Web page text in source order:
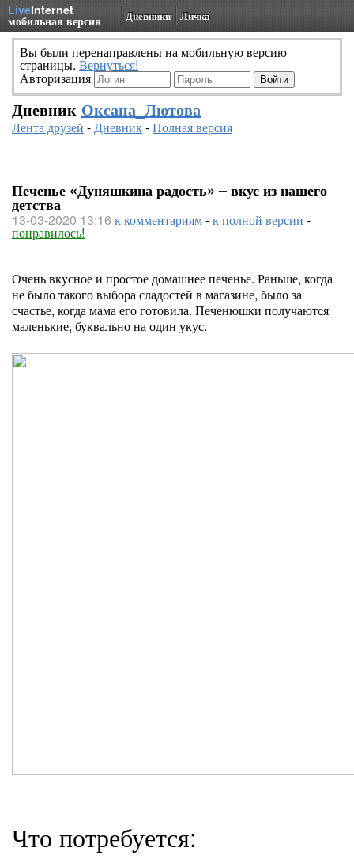
LiveInternet
мобильная версия Дневники Личка
Вы были перенаправлены на мобильную версию
страницы. Вернуться!
Авторизация
Дневник Оксана_Лютова
Лента друзей -Дневник-Полная версия
Печенье «Дуняшкина радость» – вкус из нашего
детства
13-03-2020 13:16 к комментариям-к полной версии -
понравилось!
Очень вкусное и простое домашнее печенье. Раньше, когда
не было такого выбора сладостей в магазине, было за
счастье, когда мама его готовила. Печенюшки получаются
маленькие, буквально на один укус.
Что потребуется: